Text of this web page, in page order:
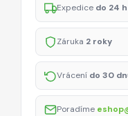
Expedice do 24 h
Záruka 2 roky
Vrácení do 30
Poradíme